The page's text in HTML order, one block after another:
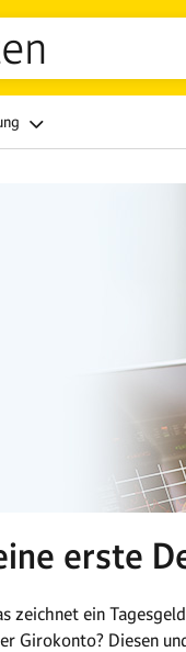
erste
zeichnet ein
Girokonto? Diesen